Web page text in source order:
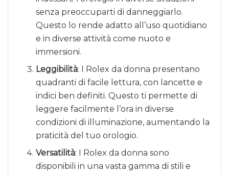
senza preoccuparti di danneggiarlo.
Questo lo rende adatto all’uso quotidiano
e in diverse attività come nuoto e
immersioni.
Leggibilità: I Rolex da donna presentano
quadranti di facile lettura, con lancette e
indici ben definiti. Questo ti permette di
leggere facilmente l’ora in diverse
condizioni di illuminazione, aumentando la
praticità del tuo orologio.
Versatilità: I Rolex da donna sono
disponibili in una vasta gamma di stili e